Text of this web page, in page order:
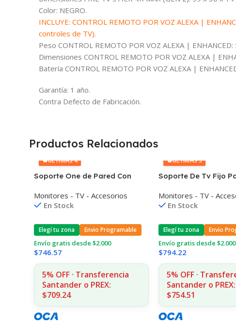
Color: NEGRO.
INCLUYE: CONTROL REMOTO POR VOZ ALEXA |
controles de TV).
Peso CONTROL REMOTO POR VOZ ALEXA | ENHANCED:
Dimensiones CONTROL REMOTO POR VOZ ALEXA |
Batería CONTROL REMOTO POR VOZ ALEXA |
Garantía: 1 año.
Contra Defecto de Fabricación.
Productos Relacionados
🔥ÚLTIMAS 4
Soporte One de Pared Con
Monitores - TV - Accesorios
En Stock
Elegí tu zona Envio Programable
Envío gratis desde $2.000
$746.57
5% OFF · Transferencia
Santander o PREX:
$709.24
🔥ÚLTIMAS 5
Soporte De Tv Fijo
Monitores - TV -
En Stock
Elegí tu zona Envio
Envío gratis desde $2.000
$794.22
5% OFF ·
Santander o PREX:
$754.51